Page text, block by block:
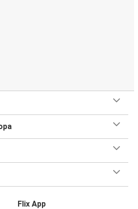
Flix App